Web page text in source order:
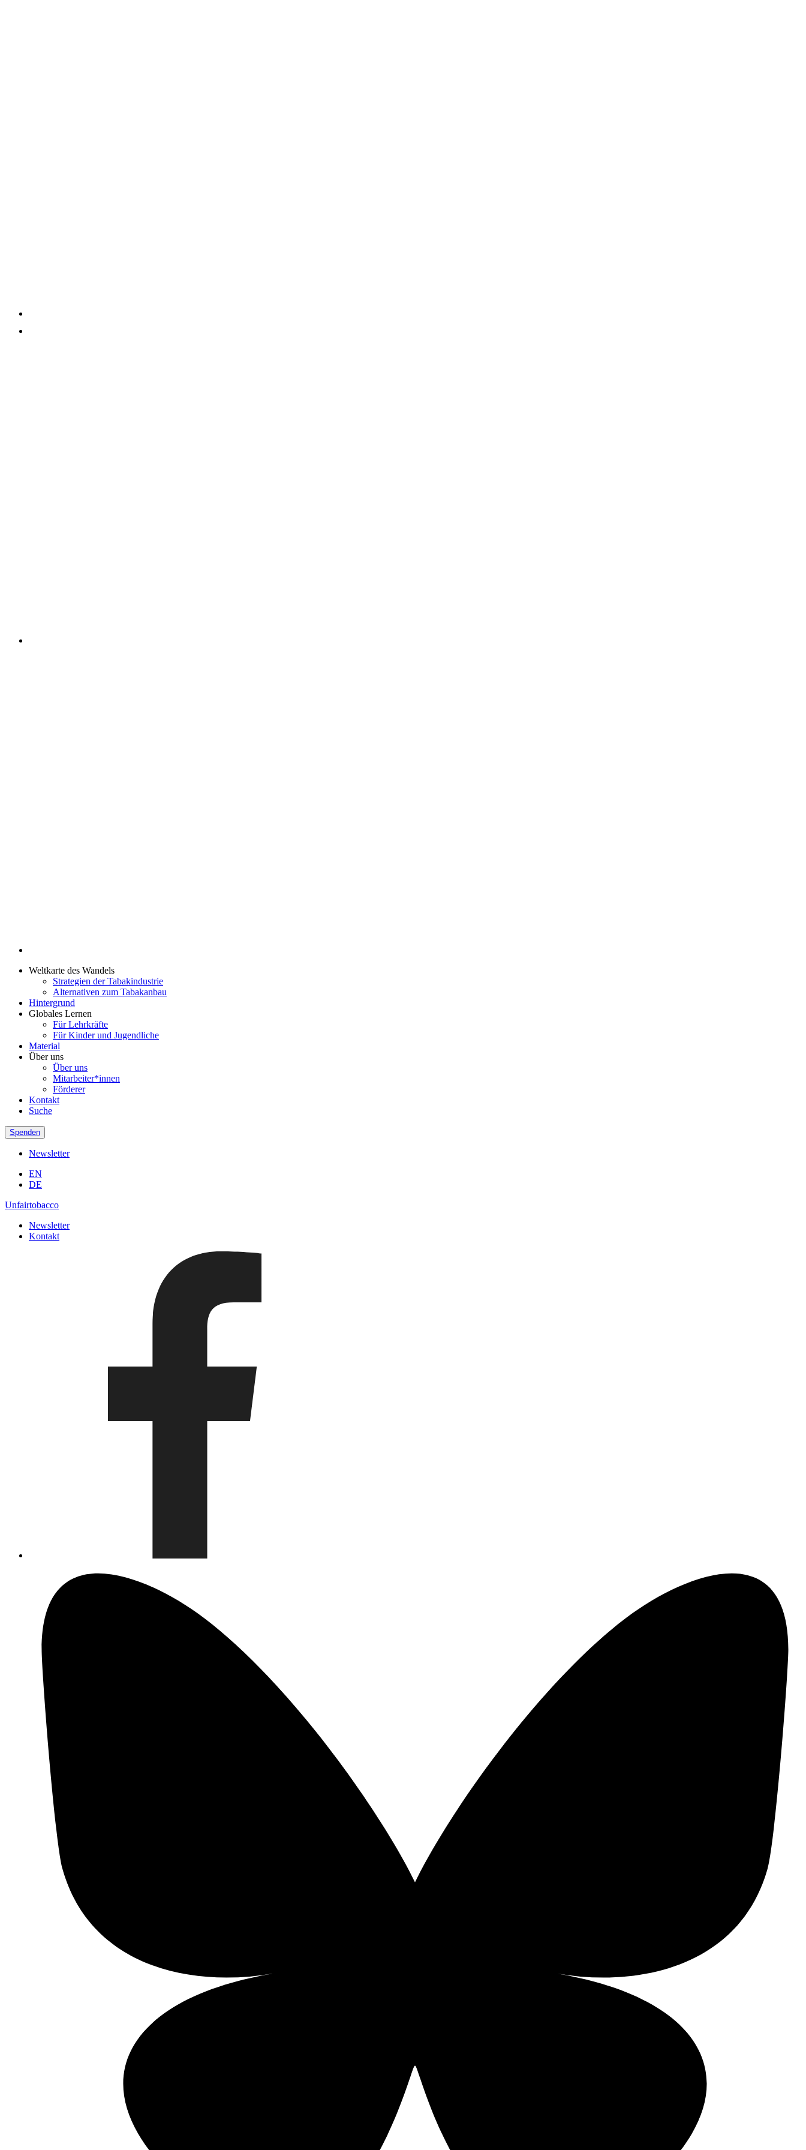
Weltkarte des Wandels
Strategien der Tabakindustrie
Alternativen zum Tabakanbau
Hintergrund
Globales Lernen
Für Lehrkräfte
Für Kinder und Jugendliche
Material
Über uns
Über uns
Mitarbeiter*innen
Förderer
Kontakt
Suche
Spenden
Newsletter
EN
DE
Unfairtobacco
Newsletter
Kontakt